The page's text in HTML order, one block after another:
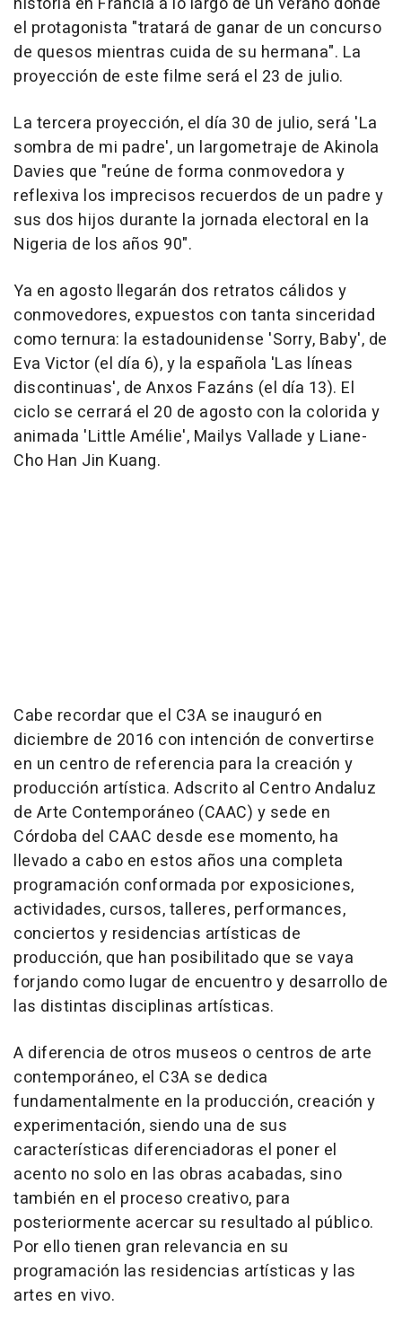
el protagonista "tratará de ganar de un concurso
de quesos mientras cuida de su hermana". La
proyección de este filme será el 23 de julio.
La tercera proyección, el día 30 de julio, será 'La
sombra de mi padre', un largometraje de Akinola
Davies que "reúne de forma conmovedora y
reflexiva los imprecisos recuerdos de un padre y
sus dos hijos durante la jornada electoral en la
Nigeria de los años 90".
Ya en agosto llegarán dos retratos cálidos y
conmovedores, expuestos con tanta sinceridad
como ternura: la estadounidense 'Sorry, Baby', de
Eva Victor (el día 6), y la española 'Las líneas
discontinuas', de Anxos Fazáns (el día 13). El
ciclo se cerrará el 20 de agosto con la colorida y
animada 'Little Amélie', Mailys Vallade y Liane-
Cho Han Jin Kuang.
Cabe recordar que el C3A se inauguró en
diciembre de 2016 con intención de convertirse
en un centro de referencia para la creación y
producción artística. Adscrito al Centro Andaluz
de Arte Contemporáneo (CAAC) y sede en
Córdoba del CAAC desde ese momento, ha
llevado a cabo en estos años una completa
programación conformada por exposiciones,
actividades, cursos, talleres, performances,
conciertos y residencias artísticas de
producción, que han posibilitado que se vaya
forjando como lugar de encuentro y desarrollo de
las distintas disciplinas artísticas.
A diferencia de otros museos o centros de arte
contemporáneo, el C3A se dedica
fundamentalmente en la producción, creación y
experimentación, siendo una de sus
características diferenciadoras el poner el
acento no solo en las obras acabadas, sino
también en el proceso creativo, para
posteriormente acercar su resultado al público.
Por ello tienen gran relevancia en su
programación las residencias artísticas y las
artes en vivo.